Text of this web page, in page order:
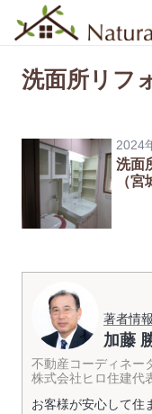
洗面所リフ
2024
洗面
（
著者情報
加藤
不動産コーディネー
株式会社ヒロ住建代
お客様が安心して住